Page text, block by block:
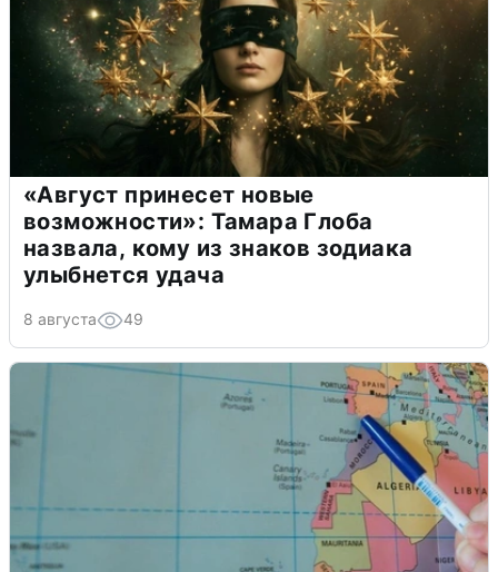
«Август принесет новые
возможности»: Тамара Глоба
назвала, кому из знаков зодиака
улыбнется удача
8 августа 49